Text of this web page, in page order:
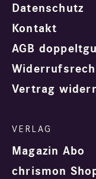
Datenschutz
Kontakt
AGB
Vertrag
Magazin Abo
chrismon